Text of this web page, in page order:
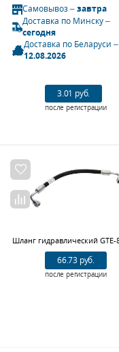
Самовывоз –завтра
Доставка по Минску –
сегодня
Доставка по Беларуси –
12.08.2026
3.01 руб.
после регистрации
66.73 руб.
после регистрации